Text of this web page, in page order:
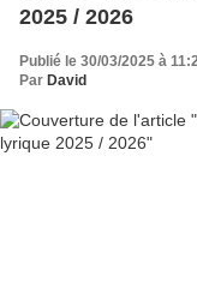
2025 / 2026
Publié le 30/03/2025 à
Par David